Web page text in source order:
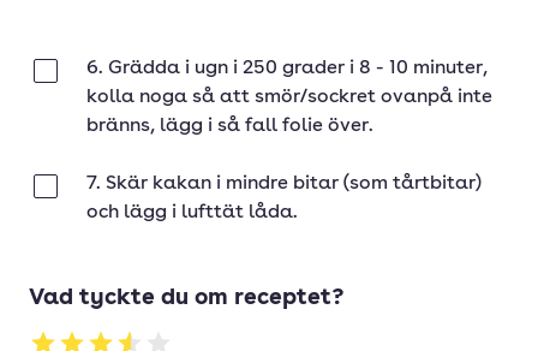
6. Grädda i ugn i 250 grader i 8 - 10 minuter,
kolla noga så att smör/sockret ovanpå inte
bränns, lägg i så fall folie över.
7. Skär kakan i mindre bitar (som tårtbitar)
och lägg i lufttät låda.
Vad tyckte du om receptet?